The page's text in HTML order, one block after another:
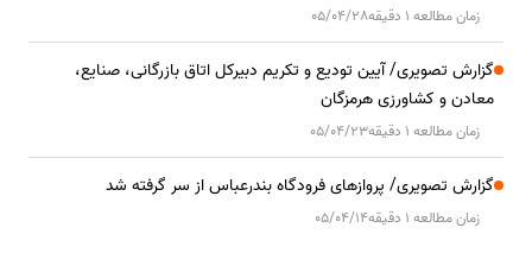
زمان مطالعه 1 دقیقه 05/04/28
گزارش تصویری/ آیین تودیع و تکریم دبیرکل اتاق بازرگانی، صنایع،
معادن و کشاورزی هرمزگان
زمان مطالعه 1 دقیقه 05/04/23
گزارش تصویری/ پروازهای فرودگاه بندرعباس از سر گرفته شد
زمان مطالعه 1 دقیقه 05/04/14